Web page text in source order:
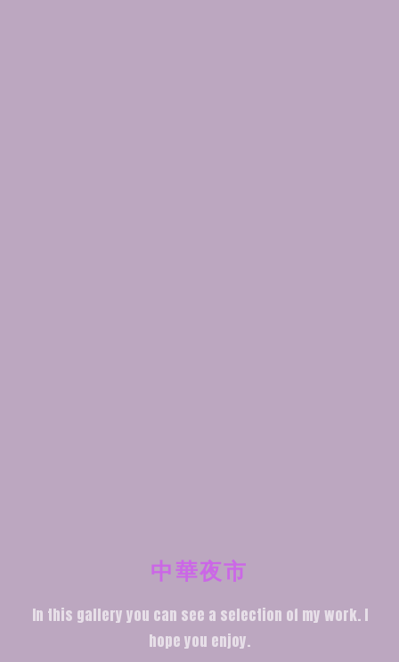
中華夜市
In this gallery you can see a selection of my work. I
hope you enjoy.